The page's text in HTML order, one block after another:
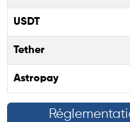
USDT
Tether
Astropay